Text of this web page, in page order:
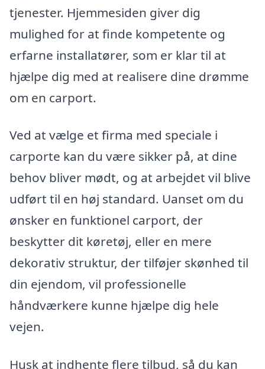
tjenester. Hjemmesiden giver dig
mulighed for at finde kompetente og
erfarne installatører, som er klar til at
hjælpe dig med at realisere dine drømme
om en carport.
Ved at vælge et firma med speciale i
carporte kan du være sikker på, at dine
behov bliver mødt, og at arbejdet vil blive
udført til en høj standard. Uanset om du
ønsker en funktionel carport, der
beskytter dit køretøj, eller en mere
dekorativ struktur, der tilføjer skønhed til
din ejendom, vil professionelle
håndværkere kunne hjælpe dig hele
vejen.
Husk at indhente flere tilbud, så du kan